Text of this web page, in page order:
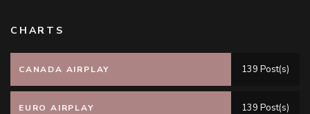
CHARTS
CANADA AIRPLAY 139 Post(s)
EURO AIRPLAY 139 Post(s)